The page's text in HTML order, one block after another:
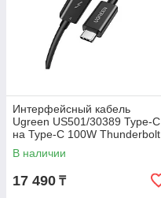
Интерфейсный кабель
Ugreen US501/30389 Type-C
на Type-C 100W Thunderbolt
4 0.8 м Чёрный
В наличии
17 490 ₸